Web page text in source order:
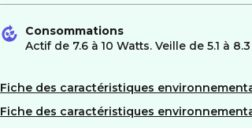
Consommations
Actif de 7.6 à 10 Watts. Veille de 5.1 à
Fiche des caractéristiques
Fiche des caractéristiques